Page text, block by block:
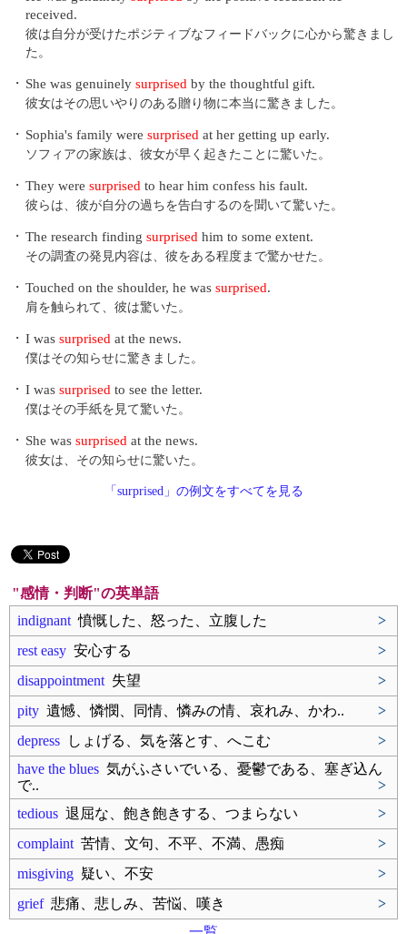
received.
彼は自分が受けたポジティブなフィードバックに心から驚きまし
た。
・ She was genuinely surprised by the thoughtful gift.
彼女はその思いやりのある贈り物に本当に驚きました。
・ Sophia's family were surprised at her getting up early.
ソフィアの家族は、彼女が早く起きたことに驚いた。
・ They were surprised to hear him confess his fault.
彼らは、彼が自分の過ちを告白するのを聞いて驚いた。
・ The research finding surprised him to some extent.
その調査の発見内容は、彼をある程度まで驚かせた。
・ Touched on the shoulder, he was surprised.
肩を触られて、彼は驚いた。
・ I was surprised at the news.
僕はその知らせに驚きました。
・ I was surprised to see the letter.
僕はその手紙を見て驚いた。
・ She was surprised at the news.
彼女は、その知らせに驚いた。
「surprised」の例文をすべてを見る
"感情・判断"の英単語
indignant 憤慨した、怒った、立腹した
>
rest easy 安心する
>
disappointment 失望
>
pity 遺憾、憐憫、同情、憐みの情、哀れみ、かわ..
>
depress しょげる、気を落とす、へこむ
>
have the blues 気がふさいでいる、憂鬱である、塞ぎ込ん
で..
>
tedious 退屈な、飽き飽きする、つまらない
>
complaint 苦情、文句、不平、不満、愚痴
>
misgiving 疑い、不安
>
grief悲痛、悲しみ、苦悩、嘆き
>